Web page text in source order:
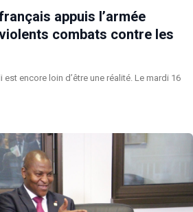
appuis l’armée
combats contre les
encore loin d’être une réalité. Le mardi 16